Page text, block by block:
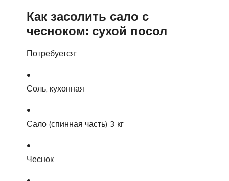
Как засолить сало с
чесноком: сухой посол
Потребуется:
Соль, кухонная
Сало (спинная часть) 3 кг
Чеснок